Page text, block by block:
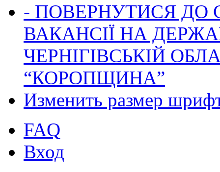
- ПОВЕРНУТИСЯ ДО
ВАКАНСІЇ НА
ЧЕРНІГІВСЬКІЙ
“КОРОПЩИНА”
Изменить размер
FAQ
Вход